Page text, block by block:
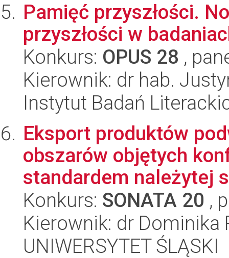
Pamięć przyszłości.
przyszłości w
Konkurs: OPUS 28 ,
Kierownik: dr hab.
Instytut Badań
Eksport produktów
obszarów objętych
standardem należytej
Konkurs: SONATA 20 ,
Kierownik: dr Dominika
UNIWERSYTET ŚLĄSKI